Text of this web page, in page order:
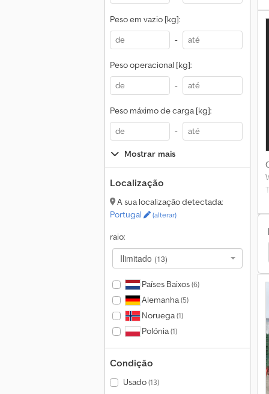
Peso em vazio [kg]:
-
Peso operacional [kg]:
-
Peso máximo de carga [kg]:
-
Mostrar mais
Localização
A sua localização detectada:
Portugal
(alterar)
raio:
Ilimitado (13)
Países Baixos(6)
Alemanha(5)
Noruega(1)
Polónia(1)
Condição
Usado(13)
Caterpillar Crawler Abg Rolo